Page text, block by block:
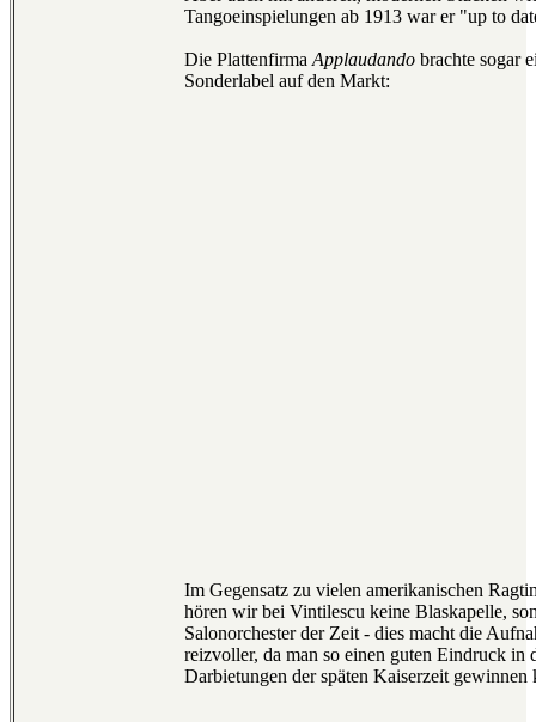
Tangoeinspielungen ab 1913 war er "up to
Die Plattenfirma Applaudando brachte sogar
Sonderlabel auf den Markt:
Im Gegensatz zu vielen amerikanischen
hören wir bei Vintilescu keine Blaskapelle,
Salonorchester der Zeit - dies macht die
reizvoller, da man so einen guten Eindruck
Darbietungen der späten Kaiserzeit gewinnen